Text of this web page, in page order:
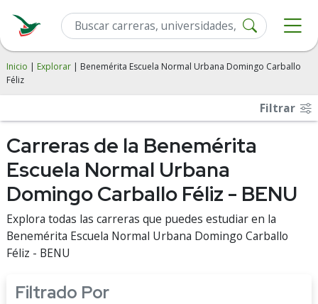
Inicio | Explorar | Benemérita Escuela Normal Urbana Domingo Carballo
Féliz
Filtrar
Carreras de la Benemérita
Escuela Normal Urbana
Domingo Carballo Féliz - BENU
Explora todas las carreras que puedes estudiar en la
Benemérita Escuela Normal Urbana Domingo Carballo
Féliz - BENU
Filtrado Por